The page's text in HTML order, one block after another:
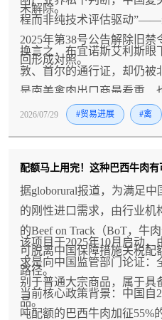
未解除。
程而非纯技术评估驱动”——
2025年第38号公告解除旧
回形成对照。
换言之，布宜诺斯艾利斯眼
敦、首尔的通行证，却仍被
是南美禽肉出口商最看重、
撬动的市场。
2026/07/29 #贸易进展 #禽
配额马上用完！这种巴西牛肉有
据globorural报道，为满足
的刚性进口需求，由行业机
的Beef on Track（BoT，牛
可脱离中国保障措施关税配
路径。
该项目于2025年10月启动，
求是向中国监管部门论证：
别于普通大宗商品，属于具
品。
当前核心政策背景：中国自
吨配额的巴西牛肉加征55%